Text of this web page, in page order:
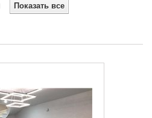
Показать все